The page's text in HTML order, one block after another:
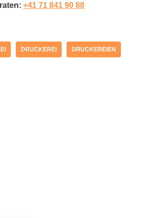
+41 71 841 90 88
DRUCKEREI DRUCKEREIEN